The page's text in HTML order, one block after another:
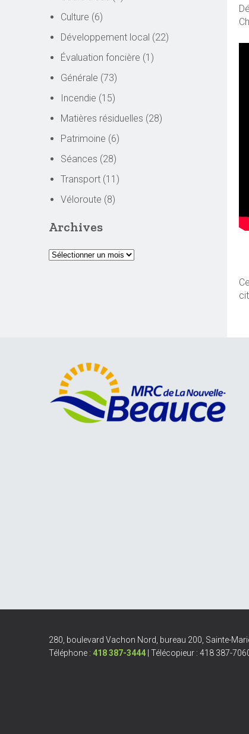
Culture (6)
Développement local (22)
Évaluation foncière (1)
Générale (73)
Incendie (15)
Matières résiduelles (28)
Patrimoine (6)
Séances (28)
Transport (11)
Véloroute (8)
Archives
280, boulevard Vachon Nord, bureau 200, Sainte-
Téléphone : 418 387-3444 | Télécopieur : 418 387-